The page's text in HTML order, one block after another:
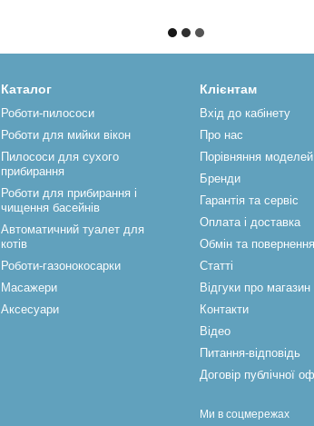
Каталог
Роботи-пилососи
Роботи для мийки вікон
Пилососи для сухого
прибирання
Роботи для прибирання і
чищення басейнів
Автоматичний туалет для
котів
Роботи-газонокосарки
Масажери
Аксесуари
Клієнтам
Вхід до кабінету
Про нас
Порівняння моделей
Бренди
Гарантія та сервіс
Оплата і доставка
Обмін та повернення
Статті
Відгуки про магазин
Контакти
Відео
Питання-відповідь
Договір публічної
Ми в соцмережах